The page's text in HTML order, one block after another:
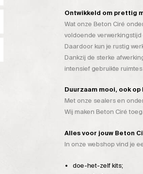
Ontwikkeld om prettig
Wat onze Beton Ciré
voldoende
Daardoor kun je rustig
Dankzij de sterke
intensief gebruikte
Duurzaam mooi, ook
Met onze sealers en
Wij maken Beton Ciré
Alles voor jouw Beton
In onze webshop vind je
doe-het-zelf kits;